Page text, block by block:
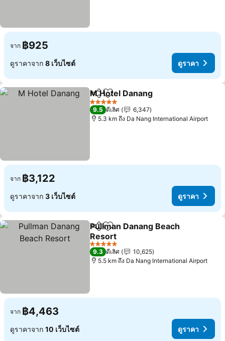
จาก ฿925
ดูราคาจาก 8 เว็บไซต์ ดูราคา
แชร์ เพิ่มในรายการโปรด
M Hotel Danang
5 ดาว
9.5 ดีเลิศ
6,347
5.3 km ถึง Da Nang International Airport
จาก ฿3,122
ดูราคาจาก 3 เว็บไซต์ ดูราคา
แชร์ เพิ่มในรายการโปรด
Pullman Danang Beach
Resort
5 ดาว
9.3 ดีเลิศ
10,625
5.5 km ถึง Da Nang International Airport
จาก ฿4,463
ดูราคาจาก 10 เว็บไซต์ ดูราคา